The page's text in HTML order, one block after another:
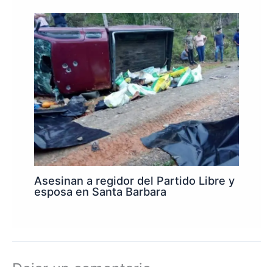
Asesinan a regidor del Partido Libre y
esposa en Santa Barbara